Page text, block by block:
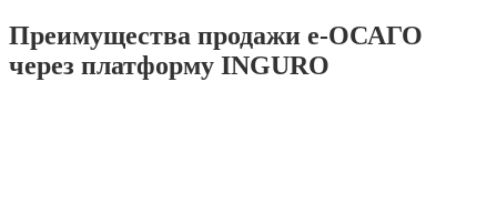
Преимущества продажи е-ОСАГО
через платформу INGURO